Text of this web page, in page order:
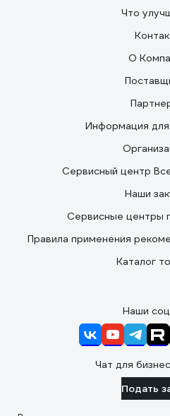
Что
О
Информация
Сервисный центр
Наши
Сервисные центры
Правила применения
Каталог
Наши
Чат для
Подать